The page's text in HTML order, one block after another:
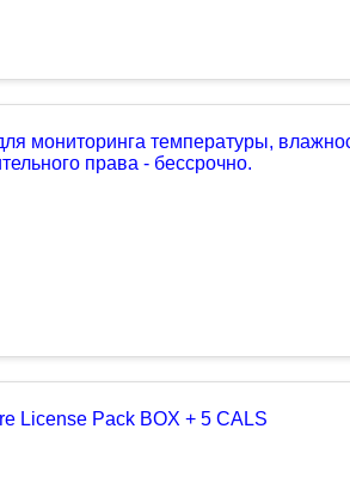
мониторинга температуры,
права - бессрочно.
License Pack BOX + 5 CALS